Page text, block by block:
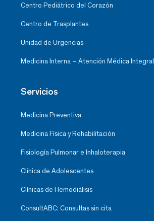
Centro Pediátrico del Corazón
Centro de Trasplantes
Unidad de Urgencias
Medicina Interna – Atención Médica Integral
Servicios
Medicina Preventiva
Medicina Física y Rehabilitación
Fisiología Pulmonar e Inhaloterapia
Clínica de Adolescentes
Clínicas de Hemodiálisis
ConsultABC: Consultas sin cita